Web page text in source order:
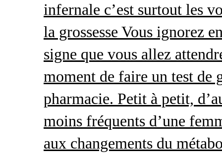
infernale c’est surtout les
la grossesse Vous ignorez
signe que vous allez
moment de faire un test de
pharmacie. Petit à petit,
moins fréquents d’une
aux changements du